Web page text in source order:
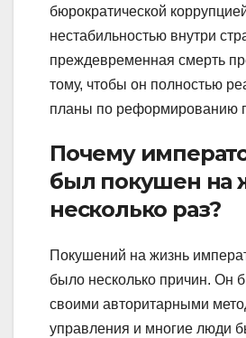
бюрократической
нестабильностью внутри
преждевременная смерть
тому, чтобы он полностью
планы по реформированию
Почему
был покушен на
несколько раз?
Покушений на жизнь
было несколько причин. Он
своими авторитарными
управления и многие люди